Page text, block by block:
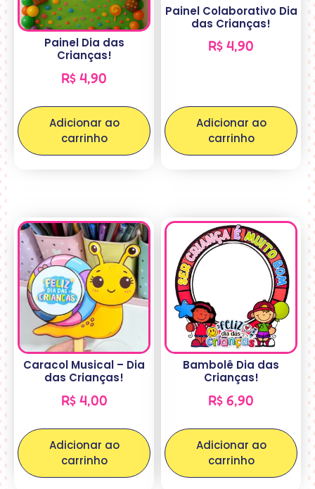
Painel Dia das
Crianças!
R$ 4,90
Adicionar ao
carrinho
Painel Colaborativo Dia
das Crianças!
R$ 4,90
Adicionar ao
carrinho
Caracol Musical – Dia
das Crianças!
R$4,00
Adicionar ao
carrinho
Bambolê Dia das
Crianças!
R$ 6,90
Adicionar ao
carrinho